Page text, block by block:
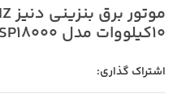
10کیلووات مدل ZSP18000
اشتراک گذاری: